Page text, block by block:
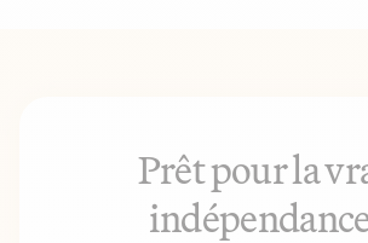
Prêt pour la